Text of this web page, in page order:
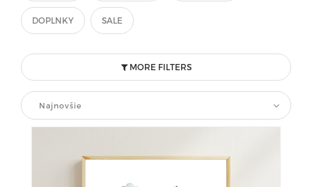
DOPLNKY SALE
MORE FILTERS
Najnovšie